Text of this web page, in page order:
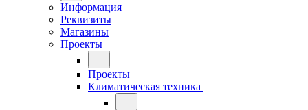
Информация
Реквизиты
Магазины
Проекты
Проекты
Климатическая техника